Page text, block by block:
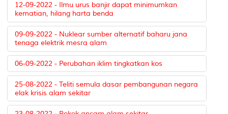
12-09-2022 - Ilmu urus banjir dapat minimumkan
kematian, hilang harta benda
09-09-2022 - Nuklear sumber alternatif baharu jana
tenaga elektrik mesra alam
06-09-2022 - Perubahan iklim tingkatkan kos
25-08-2022 - Teliti semula dasar pembangunan negara
elak krisis alam sekitar